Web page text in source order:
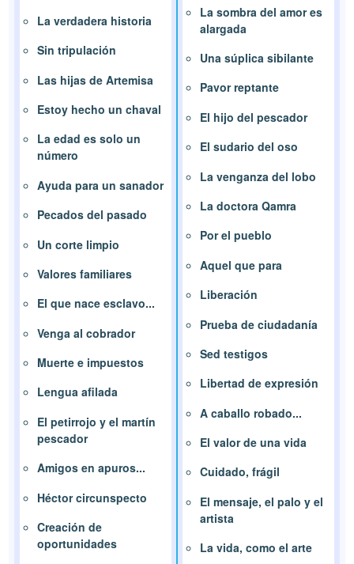
La verdadera historia
Sin tripulación
Las hijas de Artemisa
Estoy hecho un chaval
La edad es solo un
número
Ayuda para un sanador
Pecados del pasado
Un corte limpio
Valores familiares
El que nace esclavo...
Venga al cobrador
Muerte e impuestos
Lengua afilada
El petirrojo y el martín
pescador
Amigos en apuros...
Héctor circunspecto
Creación de
oportunidades
La sombra del amor es
alargada
Una súplica sibilante
Pavor reptante
El hijo del pescador
El sudario del oso
La venganza del lobo
La doctora Qamra
Por el pueblo
Aquel que para
Liberación
Prueba de ciudadanía
Sed testigos
Libertad de expresión
A caballo robado...
El valor de una vida
Cuidado, frágil
El mensaje, el palo y el
artista
La vida, como el arte